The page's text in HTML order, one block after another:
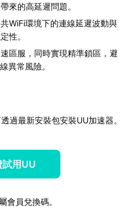
來的高延遲問題。
WiFi環境下的連線延遲波動與
性。
區服，同時實現精準鎖區，避
異常風險。
過最新安裝包安裝UU加速器。
用UU
會員兌換碼。